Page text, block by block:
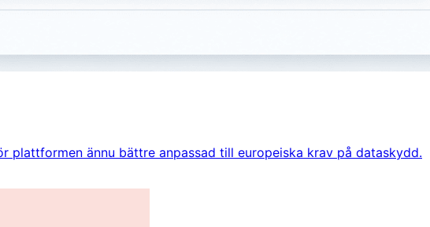
plattformen ännu bättre anpassad till europeiska krav på dataskydd.